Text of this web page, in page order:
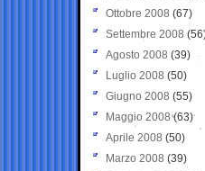
Ottobre 2008 (67)
Settembre 2008
Agosto 2008 (39)
Luglio 2008 (50)
Giugno 2008 (55)
Maggio 2008(63)
Aprile 2008 (50)
Marzo 2008 (39)